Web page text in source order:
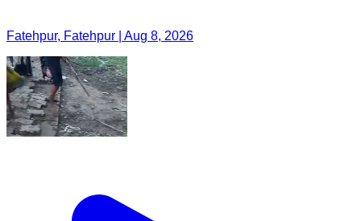
Fatehpur, Fatehpur | Aug 8, 2026